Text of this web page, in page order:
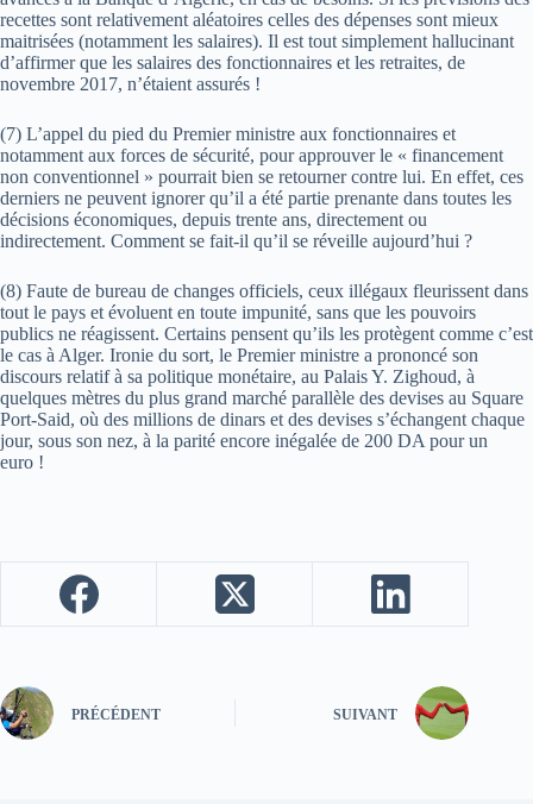
recettes sont relativement aléatoires celles des dépenses sont mieux
maitrisées (notamment les salaires). Il est tout simplement hallucinant
d’affirmer que les salaires des fonctionnaires et les retraites, de
novembre 2017, n’étaient assurés !
(7) L’appel du pied du Premier ministre aux fonctionnaires et
notamment aux forces de sécurité, pour approuver le « financement
non conventionnel » pourrait bien se retourner contre lui. En effet, ces
derniers ne peuvent ignorer qu’il a été partie prenante dans toutes les
décisions économiques, depuis trente ans, directement ou
indirectement. Comment se fait-il qu’il se réveille aujourd’hui ?
(8) Faute de bureau de changes officiels, ceux illégaux fleurissent dans
tout le pays et évoluent en toute impunité, sans que les pouvoirs
publics ne réagissent. Certains pensent qu’ils les protègent comme c’est
le cas à Alger. Ironie du sort, le Premier ministre a prononcé son
discours relatif à sa politique monétaire, au Palais Y. Zighoud, à
quelques mètres du plus grand marché parallèle des devises au Square
Port-Said, où des millions de dinars et des devises s’échangent chaque
jour, sous son nez, à la parité encore inégalée de 200 DA pour un
euro !
PRÉCÉDENT SUIVANT